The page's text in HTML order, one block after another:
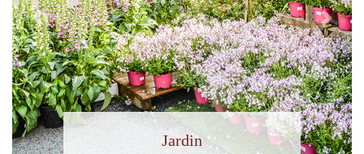
Jardin
Previous Next